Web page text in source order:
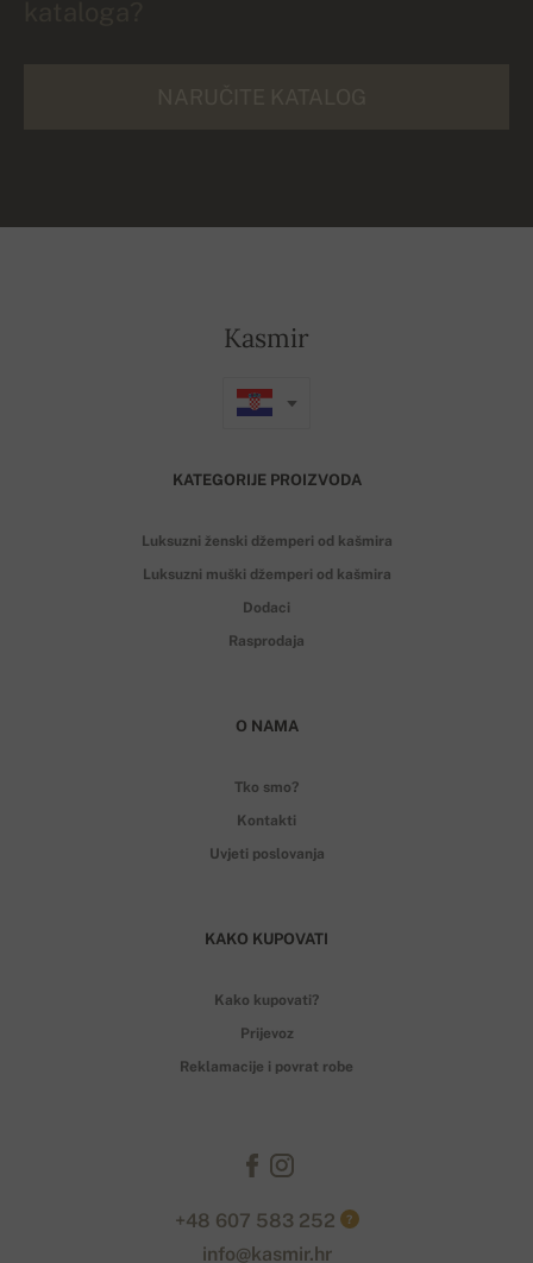
Kasmir
KATEGORIJE PROIZVODA
Luksuzni ženski džemperi od kašmira
Luksuzni muški džemperi od kašmira
Dodaci
Rasprodaja
O NAMA
Tko smo?
Kontakti
Uvjeti poslovanja
KAKO KUPOVATI
Kako kupovati?
Prijevoz
Reklamacije i povrat robe
+48 607 583 252 ?
info@kasmir.hr